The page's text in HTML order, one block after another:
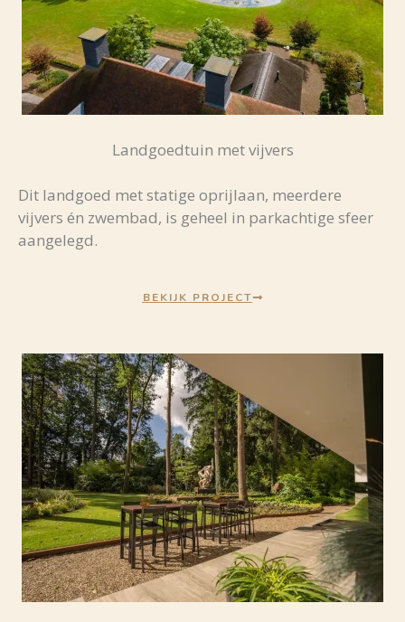
Landgoedtuin met vijvers
Dit landgoed met statige oprijlaan, meerdere
vijvers én zwembad, is geheel in parkachtige sfeer
aangelegd.
BEKIJK PROJECT